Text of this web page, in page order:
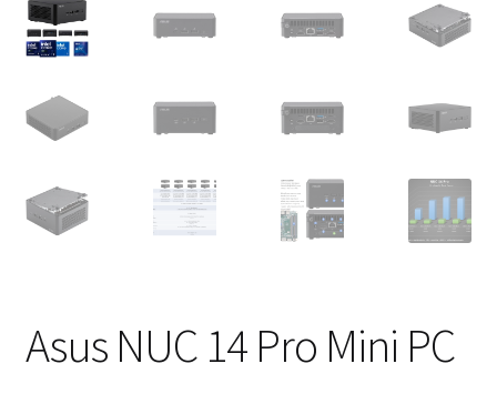
Asus NUC 14 Pro Mini PC